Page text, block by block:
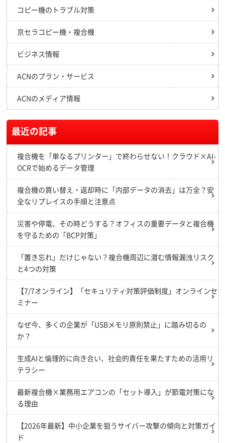
コピー機のトラブル対策
京セラコピー機・複合機
ビジネス情報
ACNのプラン・サービス
ACNのメディア情報
最近の記事
複合機を「単なるプリンター」で終わらせない！クラウド×AI-
OCRで始めるデータ管理
複合機の買い替え・返却時に「内部データの消去」は万全？安
全なリプレイスの手順と注意点
災害や停電、その時どうする？オフィスの重要データと複合機
を守るための「BCP対策」
「置き忘れ」だけじゃない？複合機周辺に潜む情報漏洩リスク
と4つの対策
【7/7オンライン】「セキュリティ対策評価制度」オンラインセ
ミナー
なぜ今、多くの企業が「USBメモリ原則禁止」に踏み切るの
か？
生成AIと倫理的に向き合い、社会的責任を果たすための活用リ
テラシー
最新複合機×業務用エアコンの「セット導入」が節電対策にな
る理由
【2026年最新】中小企業を狙うサイバー攻撃の傾向と対策ガイ
ド